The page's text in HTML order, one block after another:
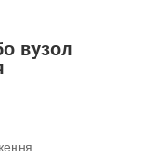
вузол